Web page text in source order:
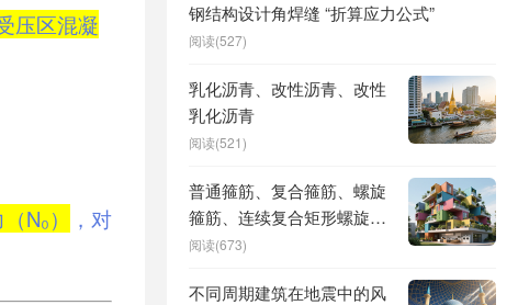
压区混凝
N₀）
，对
钢结构设计角焊缝 “折算应力公式”
阅读(527)
乳化沥青、改性沥青、改性
乳化沥青
阅读(521)
普通箍筋、复合箍筋、螺旋
箍筋、连续复合矩形螺旋箍
筋
阅读(673)
不同周期建筑在地震中的风